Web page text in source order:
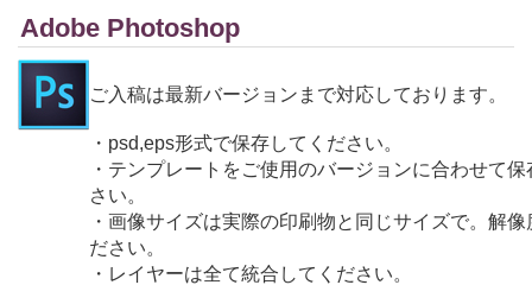
Adobe Photoshop
ご入稿は最新バージョンまで対応しております。
・psd,eps形式で保存してください。
・テンプレートをご使用のバージョンに合わせて
さい。
・画像サイズは実際の印刷物と同じサイズで。解
ださい。
・レイヤーは全て統合してください。